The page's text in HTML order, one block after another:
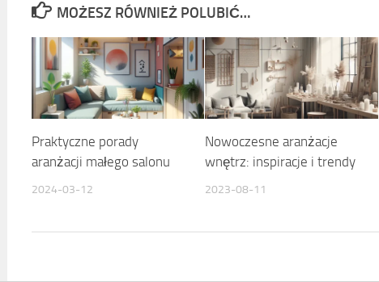
MOŻESZ RÓWNIEŻ POLUBIĆ…
Praktyczne porady
aranżacji małego salonu
2024-03-12
Nowoczesne aranżacje
wnętrz: inspiracje i trendy
2023-08-11